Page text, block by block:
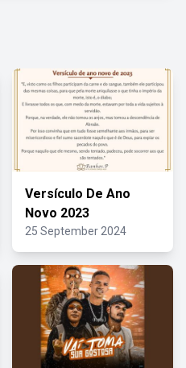
Versículo De Ano
Novo 2023
25 September 2024